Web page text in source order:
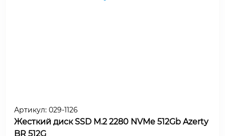
Артикул: 029-1126
Жесткий диск SSD M.2 2280 NVMe 512Gb Azerty
BR 512G